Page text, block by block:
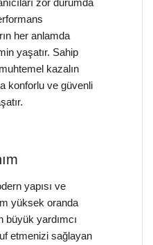
her anlamda
yaşatır. Sahip
kazalın
konforlu ve güvenli
yapısı ve
yüksek oranda
büyük yardımcı
etmenizi sağlayan